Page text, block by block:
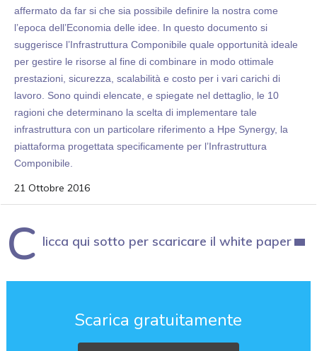
affermato da far si che sia possibile definire la nostra come
l’epoca dell’Economia delle idee. In questo documento si
suggerisce l’Infrastruttura Componibile quale opportunità ideale
per gestire le risorse al fine di combinare in modo ottimale
prestazioni, sicurezza, scalabilità e costo per i vari carichi di
lavoro. Sono quindi elencate, e spiegate nel dettaglio, le 10
ragioni che determinano la scelta di implementare tale
infrastruttura con un particolare riferimento a Hpe Synergy, la
piattaforma progettata specificamente per l’Infrastruttura
Componibile.
21 Ottobre 2016
C licca qui sotto per scaricare il white paper
Scarica gratuitamente